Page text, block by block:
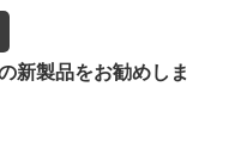
新製品をお勧めしま